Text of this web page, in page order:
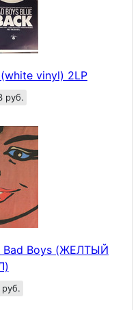
vinyl) 2LP
руб.
Bad Boys (ЖЕЛТЫЙ